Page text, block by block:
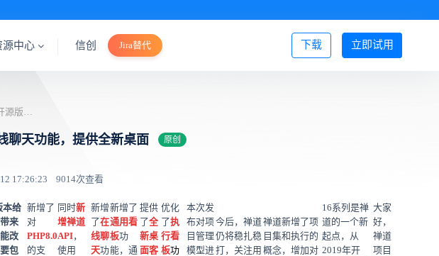
立即试用
下载
源中心 信创 Jira替代 登录/注册
禅道企业版 6.0 发布，兼容开源版的通用看板、在线聊天功能，提供全新桌面客户端
聊天功能，提供全新桌面
原创
17:26:23 9014次查看
大家
好，
禅道
项目
16系列是禅
道的一个新
起点，从
2019年开
禅道新增了项
目集和执行的
概念，增加对
今后，禅道
仍将稳扎稳
打，关注用
本次发
布对项
目管理
模型进
优化
了执
行看
板功
提供
了全
新桌
面客
新增了
通用看
板功
能，通
新增
了在
线聊
天功
同时新
增禅道
API，
使用
新增了
对
PHP8.0
的支
本给
来
改
包